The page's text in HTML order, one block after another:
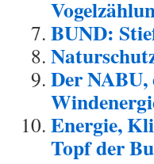
BUND:
Der
Energie,
Topf der